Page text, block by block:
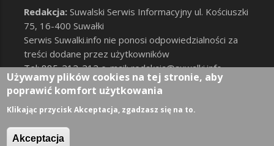
Redakcja: Suwalski Serwis Informacyjny ul. Kościuszki
75, 16-400 Suwałki
Serwis Suwalki.info nie ponosi odpowiedzialności za
treści dodane przez użytkowników
Tel: 885-212-212 e-mail:redakcja@suwalki.info,
reklama@suwalki.info
RODO |Cookies
User account menu
Zaloguj
Używamy plików cookies na tej stronie, aby
poprawić komfort użytkowania
Klikając przycisk Akceptacja, zgadzasz się na to.
Akceptacja